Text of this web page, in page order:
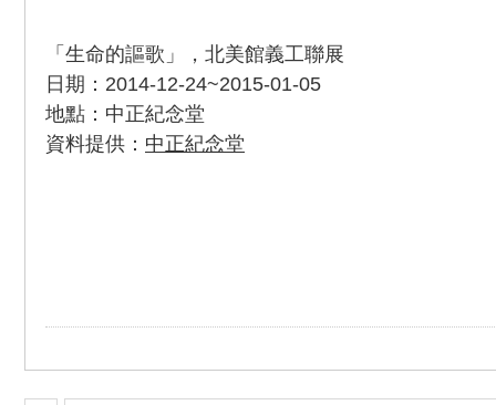
「生命的謳歌」，北美館義工聯展
日期：2014-12-24~2015-01-05
地點：中正紀念堂
資料提供： 中正紀念堂